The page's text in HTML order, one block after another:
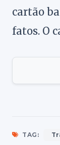
cartão
fatos. O
TAG: